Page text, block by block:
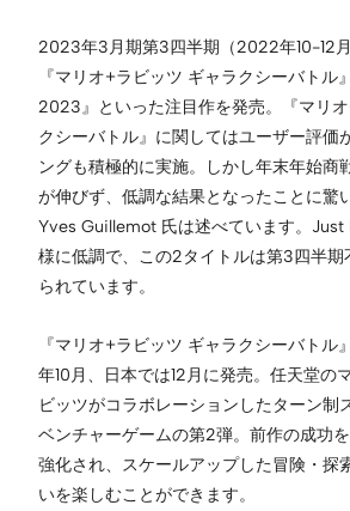
2023年3月期第3四半期（2022年10-12
『マリオ+ラビッツ ギャラクシーバトル
2023』といった注目作を発売。『マリ
クシーバトル』に関してはユーザー評価
ングも積極的に実施。しかし年末年始商
が伸びず、低調な結果となったことに驚
Yves Guillemot 氏は述べています。
様に低調で、この2タイトルは第3四半期
られています。
『マリオ+ラビッツ ギャラクシーバト
年10月、日本では12月に発売。任天堂の
ビッツがコラボレーションしたターン制
ベンチャーゲームの第2弾。前作の成功
強化され、スケールアップした冒険・探
いを楽しむことができます。